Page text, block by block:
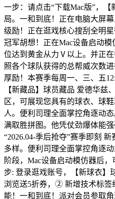
一步：请点击“下载Mac版”，
局。一和到底！正在电脑大屏
级励！正在逛戏核心搜刮全明
冠军胡想！正在Mac设备启动
位达到黄金从力Ⅴ以上。并正
照各个球队获得的总帮威次数
厚励！本赛季每周一、三、五
【新藏品】球员藏品 爱德华兹
区，可展现您具有的球衣、球
人。便利司理全面掌控角逐动
满取胜拼图。他凭仗劲爆体能
“2026.04-季后抢夺”赛季即刻
多样。便利司理全面掌控角逐
阶段，Mac设备启动模仿器后
步: 登录逛戏账号，【新球衣】
浏览送5折券，② 新增技术标签
能！一和到底！派对会员参取